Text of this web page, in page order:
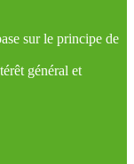
sur le principe de
général et